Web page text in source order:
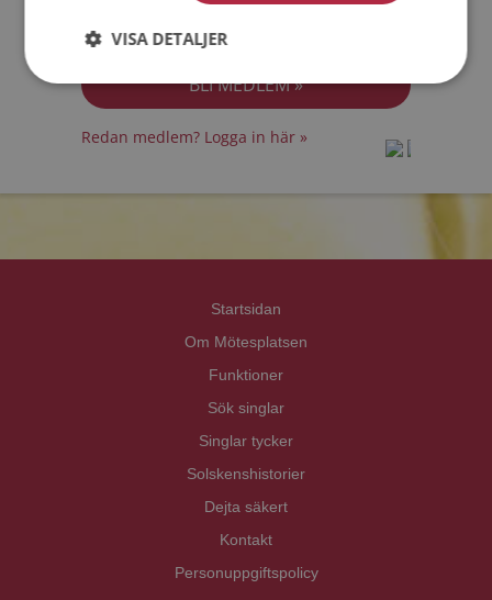
Medlemsvillkoren
Jag accepterarPersonuppgiftspolicyn
Redan medlem? Logga in här »
Startsidan
Om Mötesplatsen
Funktioner
Sök singlar
Singlar tycker
Solskenshistorier
Dejta säkert
Kontakt
Personuppgiftspolicy
VISA DETALJER